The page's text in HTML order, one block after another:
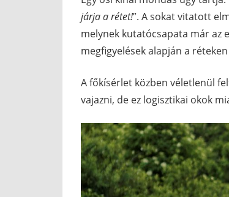
járja a rétet!”. A sokat vitatott
melynek kutatócsapata már az
megfigyelések alapján a
A főkísérlet közben véletlenül
vajazni, de ez logisztikai okok